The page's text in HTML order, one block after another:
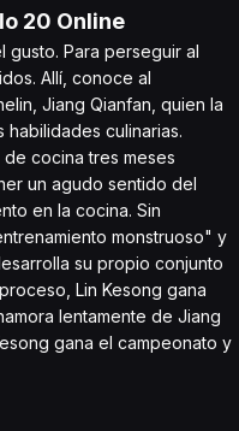
20 Online
gusto. Para perseguir al
Allí, conoce al
Jiang Qianfan, quien la
culinarias.
cocina tres meses
un agudo sentido del
en la cocina. Sin
monstruoso" y
su propio conjunto
Lin Kesong gana
lentamente de Jiang
gana el campeonato y